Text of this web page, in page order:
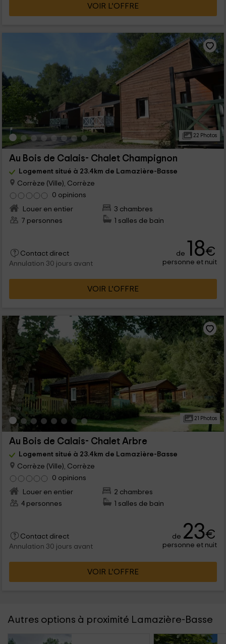
VOIR L’OFFRE
22 Photos
Au Bois de Calais- Chalet Champignon
Logement situé à 23.4km de Lamazière-Basse
Corrèze (Ville), Corrèze
0 opinions
Louer en entier
3 chambres
7 personnes
1 salles de bain
Contact direct
Annulation 30 jours avant
de 18€
personne et nuit
VOIR L’OFFRE
21 Photos
Au Bois de Calais- Chalet Arbre
Logement situé à 23.4km de Lamazière-Basse
Corrèze (Ville), Corrèze
0 opinions
Louer en entier
2 chambres
4 personnes
1 salles de bain
Contact direct
Annulation 30 jours avant
de 23€
personne et nuit
VOIR L’OFFRE
Autres options à proximité Lamazière-Basse